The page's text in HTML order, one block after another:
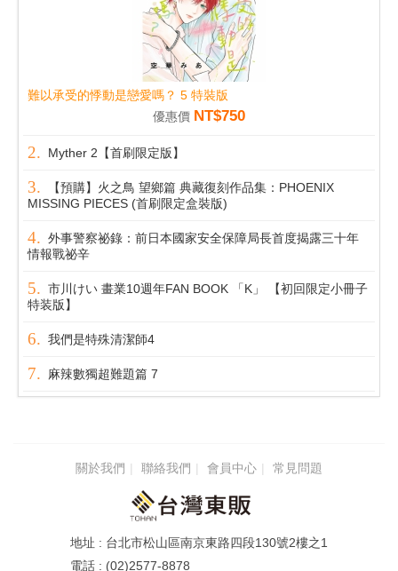
難以承受的悸動是戀愛嗎？ 5 特裝版
優惠價 NT$750
Myther 2【首刷限定版】
【預購】火之鳥 望鄉篇 典藏復刻作品集：PHOENIX
MISSING PIECES (首刷限定盒裝版)
外事警察祕錄：前日本國家安全保障局長首度揭露三十年
情報戰祕辛
市川けい 畫業10週年FAN BOOK 「K」 【初回限定小冊子
特装版】
我們是特殊清潔師4
麻辣數獨超難題篇 7
關於我們 聯絡我們 會員中心 常見問題
台北市松山區南京東路四段130號2樓之1
(02)2577-8878